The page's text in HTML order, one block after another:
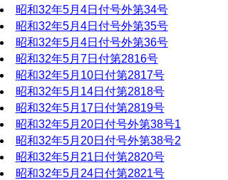
昭和32年5月4日付号外第34号
昭和32年5月4日付号外第35号
昭和32年5月4日付号外第36号
昭和32年5月7日付第2816号
昭和32年5月10日付第2817号
昭和32年5月14日付第2818号
昭和32年5月17日付第2819号
昭和32年5月20日付号外第38号1
昭和32年5月20日付号外第38号2
昭和32年5月21日付第2820号
昭和32年5月24日付第2821号